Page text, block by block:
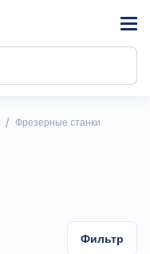
/ Фрезерные станки
Фильтр